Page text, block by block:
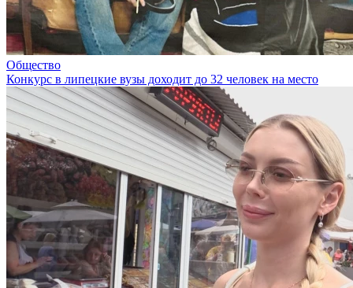
Общество
Конкурс в липецкие вузы доходит до 32 человек на место